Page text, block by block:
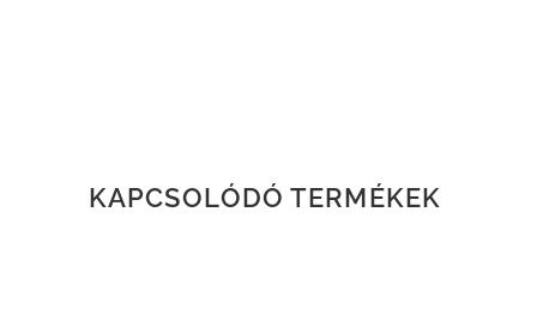
KAPCSOLÓDÓ TERMÉKEK